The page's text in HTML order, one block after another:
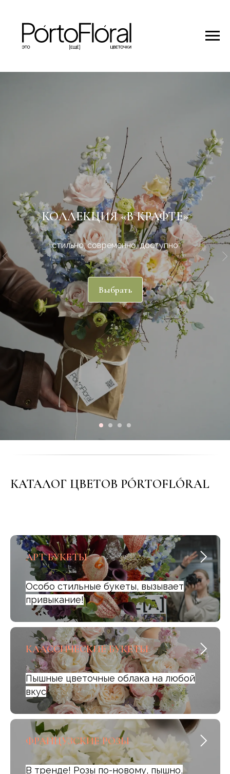
КОЛЛЕКЦИЯ «В КРАФТЕ»
стильно, современно, доступно
Выбрать
КАТАЛОГ ЦВЕТОВ PÓRTOFLÓRAL
АРТ БУКЕТЫ
Особо стильные букеты, вызывает
привыкание!
КЛАССИЧЕСКИЕ БУКЕТЫ
Пышные цветочные облака на любой
вкус
ФРАНЦУЗСКИЕ РОЗЫ
В тренде! Розы по-новому, пышно,